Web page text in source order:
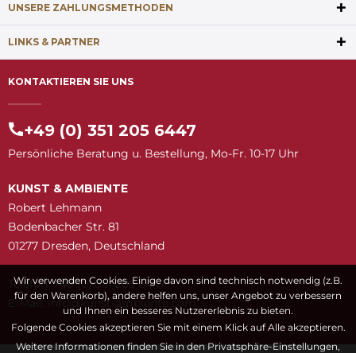
UNSERE ZAHLUNGSMETHODEN
LINKS & PARTNER
KONTAKTIEREN SIE UNS
+49 (0) 351 205 6447
Persönliche Beratung u. Bestellung, Mo-Fr. 10-17 Uhr
KUNST & AMBIENTE
Robert Lehmann
Bodenbacher Str. 81
01277 Dresden, Deutschland
Telefon: +49 (0) 351 205 6447
E-Mail:
moc.etneibma-t
snuk@ofni
Wir verwenden Cookies. Einige davon sind technisch notwendig (z.B.
für den Warenkorb), andere helfen uns, unser Angebot zu verbessern
und Ihnen ein besseres Nutzererlebnis zu bieten.
Folgende Cookies akzeptieren Sie mit einem Klick auf Alle akzeptieren.
Weitere Informationen finden Sie in den Privatsphäre-Einstellungen,